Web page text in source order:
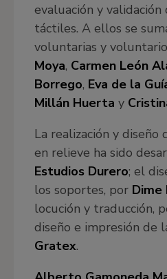
evaluación y
táctiles. A ellos se
voluntarias y
Moya, Carmen León
Borrego, Eva de la
Millán Huerta y
La realización y diseño
en relieve ha sido
Estudios Durero; el
los soportes, por Dime
locución y traducción,
diseño e impresión de
Gratex.